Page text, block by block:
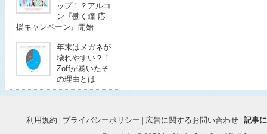
ップ！？アルコ
ン『働く瞳 応
援キャンペーン』開始
年末はメガネが
壊れやすい？！
Zoffが暴いたそ
の理由とは
利用規約 | プライバシーポリシー | 広告に関するお問い合わせ | 記事